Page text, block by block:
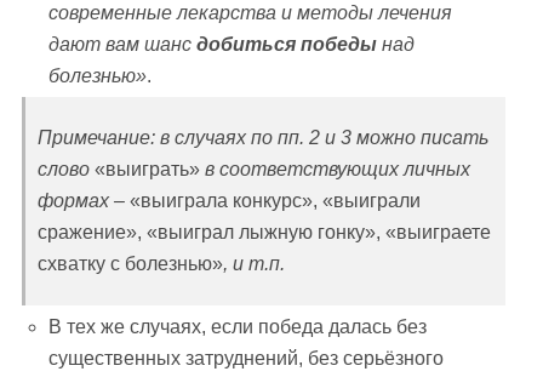
современные лекарства и методы лечения
дают вам шансдобиться победынад
болезнью».
Примечание: в случаях по пп. 2 и 3 можно писать
слово «выиграть» в соответствующих личных
формах – «выиграла конкурс», «выиграли
сражение», «выиграл лыжную гонку», «выиграете
схватку с болезнью», и т.п.
В тех же случаях, если победа далась без
существенных затруднений, без серьёзного